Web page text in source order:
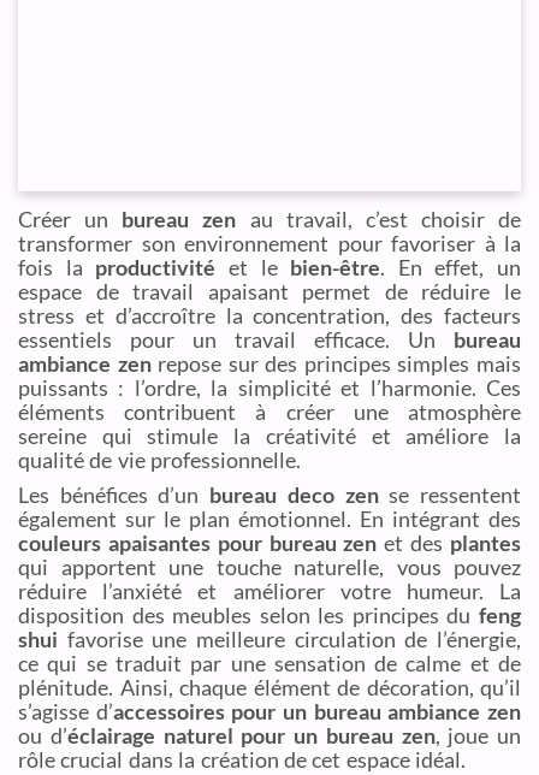
Créer un bureau zen au travail, c’est choisir de
transformer son environnement pour favoriser à la
fois la productivité et le bien-être. En effet, un
espace de travail apaisant permet de réduire le
stress et d’accroître la concentration, des facteurs
essentiels pour un travail efficace. Un bureau
ambiance zenrepose sur des principes simples mais
puissants : l’ordre, la simplicité et l’harmonie. Ces
éléments contribuent à créer une atmosphère
sereine qui stimule la créativité et améliore la
qualité de vie professionnelle.
Les bénéfices d’un bureau deco zense ressentent
également sur le plan émotionnel. En intégrant des
couleurs apaisantes pour bureau zen et des plantes
qui apportent une touche naturelle, vous pouvez
réduire l’anxiété et améliorer votre humeur. La
disposition des meubles selon les principes du feng
shui favorise une meilleure circulation de l’énergie,
ce qui se traduit par une sensation de calme et de
plénitude. Ainsi, chaque élément de décoration, qu’il
s’agisse d’accessoires pour un bureau ambiance zen
ou d’éclairage naturel pour un bureau zen, joue un
rôle crucial dans la création de cet espace idéal.